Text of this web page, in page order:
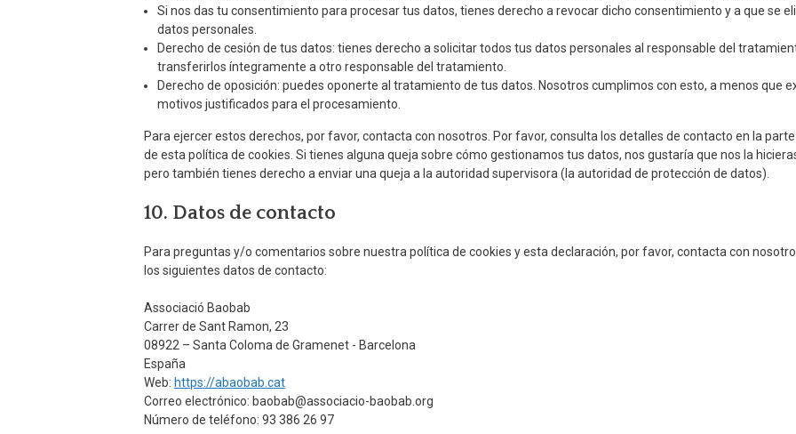
Si nos das tu consentimiento para procesar tus datos, tienes derecho a revocar dicho consentimiento y a que se
datos personales.
Derecho de cesión de tus datos: tienes derecho a solicitar todos tus datos personales al responsable del
transferirlos íntegramente a otro responsable del tratamiento.
Derecho de oposición: puedes oponerte al tratamiento de tus datos. Nosotros cumplimos con esto, a menos que
motivos justificados para el procesamiento.
Para ejercer estos derechos, por favor, contacta con nosotros. Por favor, consulta los detalles de contacto en la
de esta política de cookies. Si tienes alguna queja sobre cómo gestionamos tus datos, nos gustaría que nos la
pero también tienes derecho a enviar una queja a la autoridad supervisora (la autoridad de protección de datos).
10. Datos de contacto
Para preguntas y/o comentarios sobre nuestra política de cookies y esta declaración, por favor, contacta con
los siguientes datos de contacto:
Associació Baobab
Carrer de Sant Ramon, 23
08922 – Santa Coloma de Gramenet - Barcelona
España
Web: https://abaobab.cat
Correo electrónico: baobab@associacio-baobab.org
Número de teléfono: 93 386 26 97